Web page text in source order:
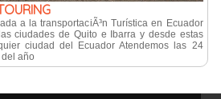
a la transportaciÃ³n Turística en Ecuador
ciudades de Quito e Ibarra y desde estas
ciudad del Ecuador Atendemos las 24
año